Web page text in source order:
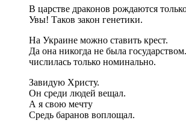
В царстве драконов рождаются
Увы! Таков закон генетики.
На Украине можно ставить крест.
Да она никогда не была
числилась только номинально.
Завидую Христу.
Он среди людей вещал.
А я свою мечту
Средь баранов воплощал.